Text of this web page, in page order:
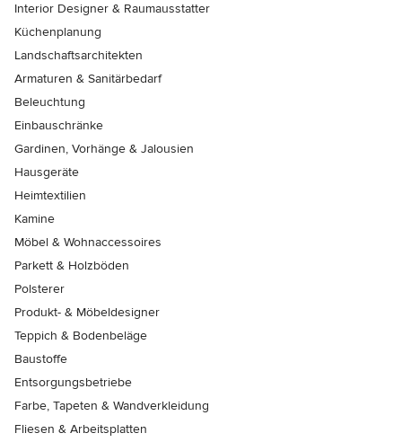
Interior Designer & Raumausstatter
Küchenplanung
Landschaftsarchitekten
Armaturen & Sanitärbedarf
Beleuchtung
Einbauschränke
Gardinen, Vorhänge & Jalousien
Hausgeräte
Heimtextilien
Kamine
Möbel & Wohnaccessoires
Parkett & Holzböden
Polsterer
Produkt- & Möbeldesigner
Teppich & Bodenbeläge
Baustoffe
Entsorgungsbetriebe
Farbe, Tapeten & Wandverkleidung
Fliesen & Arbeitsplatten